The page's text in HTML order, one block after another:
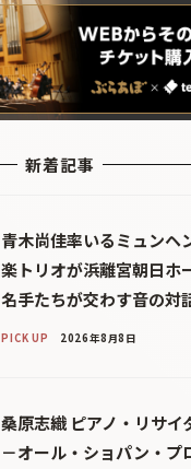
新着記事
青木尚佳率いるミュンヘ
楽トリオが浜離宮朝日ホー
名手たちが交わす音の対
PICK UP 2026年8月8日
桑原志織 ピアノ・リサイ
－オール・ショパン・プ